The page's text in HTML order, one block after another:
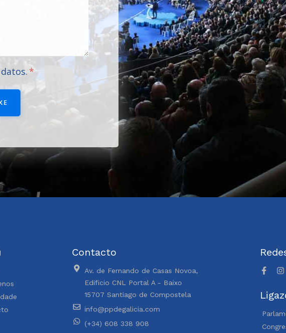
.
Contacto
Av. de Fernando de Casas Novoa,
Edificio CNL Portal A - Baixo
15707 Santiago de Compostela
info@ppdegalicia.com
(+34) 608 338 908